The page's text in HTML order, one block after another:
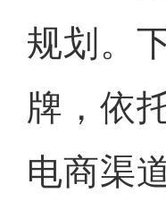
规划。
牌，依
电商渠